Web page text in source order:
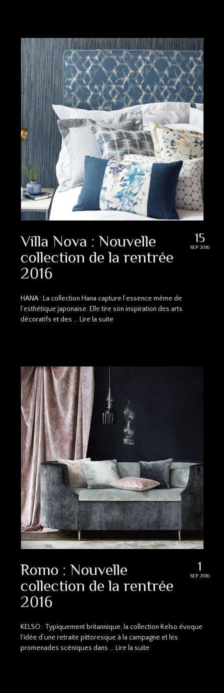
15
SEP 2016
Villa Nova : Nouvelle
collection de la rentrée
2016
HANA : La collection Hana capture l’essence même de
l’esthétique japonaise. Elle tire son inspiration des arts
décoratifs et des … Lire la suite
1
SEP 2016
Romo : Nouvelle
collection de la rentrée
2016
KELSO : Typiquement britannique, la collection Kelso évoque
l’idée d’une retraite pittoresque à la campagne et les
promenades scéniques dans … Lire la suite